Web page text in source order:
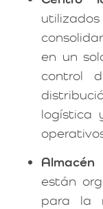
en un
control
logística
Almacén
están
para la